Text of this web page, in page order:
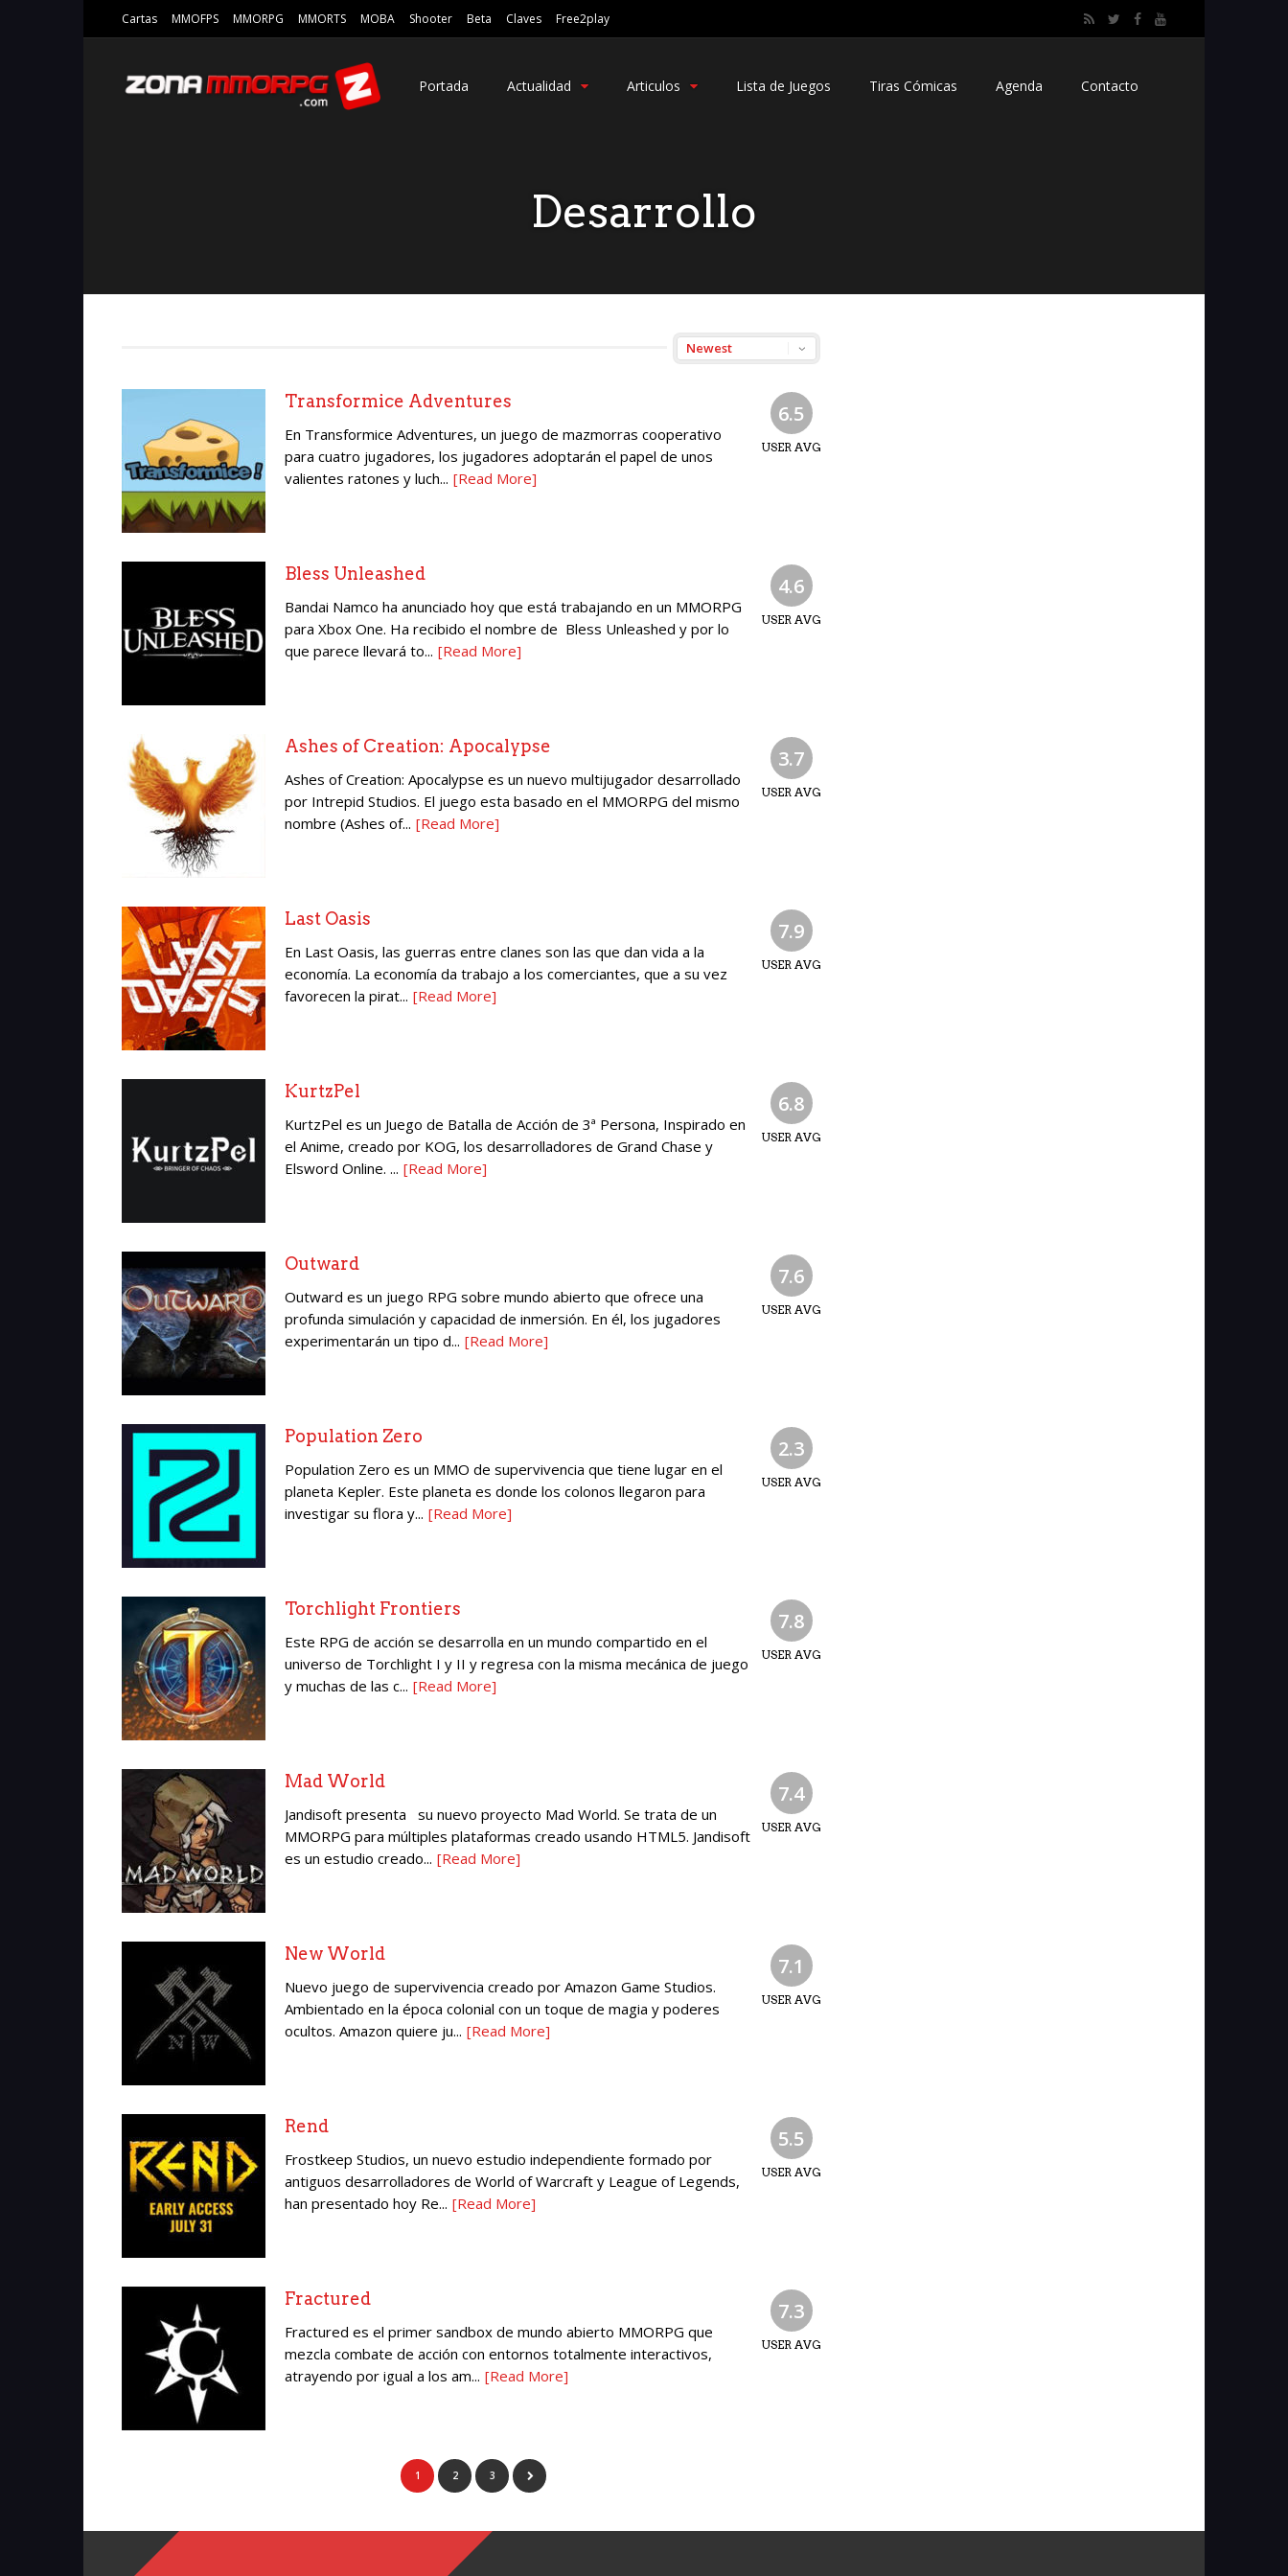
Cartas MMOFPS MMORPG MMORTS MOBA Shooter Beta Claves Free2play
Portada Actualidad Articulos Lista de Juegos Tiras Cómicas Agenda Contacto
Desarrollo
6.5
USER AVG
Transformice Adventures
En Transformice Adventures, un juego de mazmorras cooperativo
para cuatro jugadores, los jugadores adoptarán el papel de unos
valientes ratones y luch... [Read More]
4.6
USER AVG
Bless Unleashed
Bandai Namco ha anunciado hoy que está trabajando en un MMORPG
para Xbox One. Ha recibido el nombre de Bless Unleashed y por lo
que parece llevará to... [Read More]
3.7
USER AVG
Ashes of Creation: Apocalypse
Ashes of Creation: Apocalypse es un nuevo multijugador desarrollado
por Intrepid Studios. El juego esta basado en el MMORPG del mismo
nombre (Ashes of... [Read More]
7.9
USER AVG
Last Oasis
En Last Oasis, las guerras entre clanes son las que dan vida a la
economía. La economía da trabajo a los comerciantes, que a su vez
favorecen la pirat... [Read More]
6.8
USER AVG
KurtzPel
KurtzPel es un Juego de Batalla de Acción de 3ª Persona, Inspirado en
el Anime, creado por KOG, los desarrolladores de Grand Chase y
Elsword Online. ... [Read More]
7.6
USER AVG
Outward
Outward es un juego RPG sobre mundo abierto que ofrece una
profunda simulación y capacidad de inmersión. En él, los jugadores
experimentarán un tipo d... [Read More]
2.3
USER AVG
Population Zero
Population Zero es un MMO de supervivencia que tiene lugar en el
planeta Kepler. Este planeta es donde los colonos llegaron para
investigar su flora y... [Read More]
7.8
USER AVG
Torchlight Frontiers
Este RPG de acción se desarrolla en un mundo compartido en el
universo de Torchlight I y II y regresa con la misma mecánica de juego
y muchas de las c... [Read More]
7.4
USER AVG
Mad World
Jandisoft presenta su nuevo proyecto Mad World. Se trata de un
MMORPG para múltiples plataformas creado usando HTML5. Jandisoft
es un estudio creado... [Read More]
7.1
USER AVG
New World
Nuevo juego de supervivencia creado por Amazon Game Studios.
Ambientado en la época colonial con un toque de magia y poderes
ocultos. Amazon quiere ju... [Read More]
5.5
USER AVG
Rend
Frostkeep Studios, un nuevo estudio independiente formado por
antiguos desarrolladores de World of Warcraft y League of Legends,
han presentado hoy Re... [Read More]
7.3
USER AVG
Fractured
Fractured es el primer sandbox de mundo abierto MMORPG que
mezcla combate de acción con entornos totalmente interactivos,
atrayendo por igual a los am... [Read More]
1 2 3